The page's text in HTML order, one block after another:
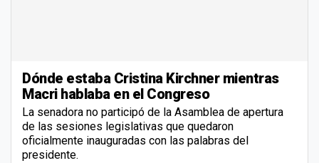
Dónde estaba Cristina Kirchner mientras
Macri hablaba en el Congreso
La senadora no participó de la Asamblea de apertura
de las sesiones legislativas que quedaron
oficialmente inauguradas con las palabras del
presidente.